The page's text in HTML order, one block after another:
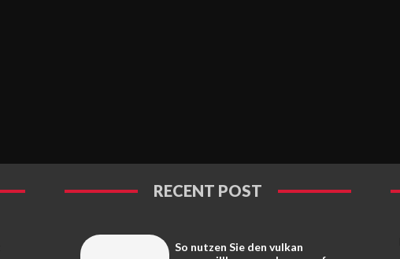
RECENT POST
So nutzen Sie den vulkan